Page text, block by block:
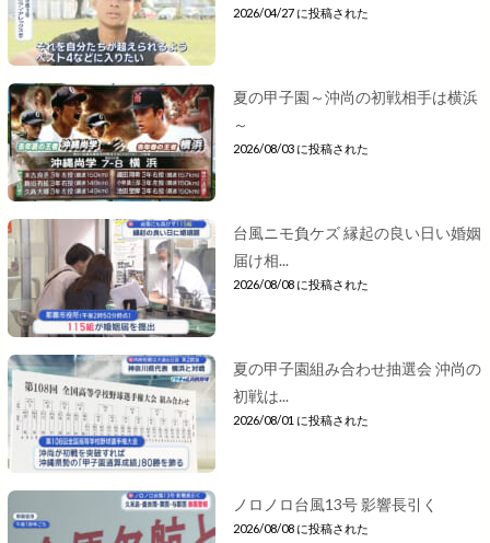
2026/04/27 に投稿された
夏の甲子園～沖尚の初戦相手は横浜
～
2026/08/03 に投稿された
台風ニモ負ケズ 縁起の良い日い婚姻
届け相...
2026/08/08 に投稿された
夏の甲子園組み合わせ抽選会 沖尚の
初戦は...
2026/08/01 に投稿された
ノロノロ台風13号 影響長引く
2026/08/08 に投稿された